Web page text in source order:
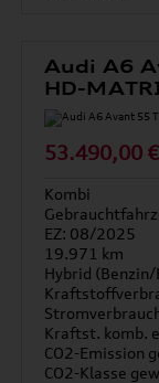
Audi A6
HD-
53.490,00 €
Kombi
EZ: 08/2025
19.971 km
Hybrid